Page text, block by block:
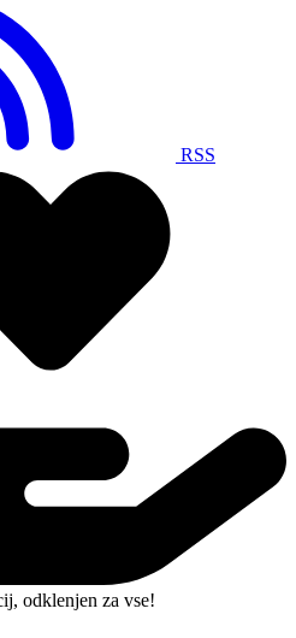
RSS
odklenjen za vse!